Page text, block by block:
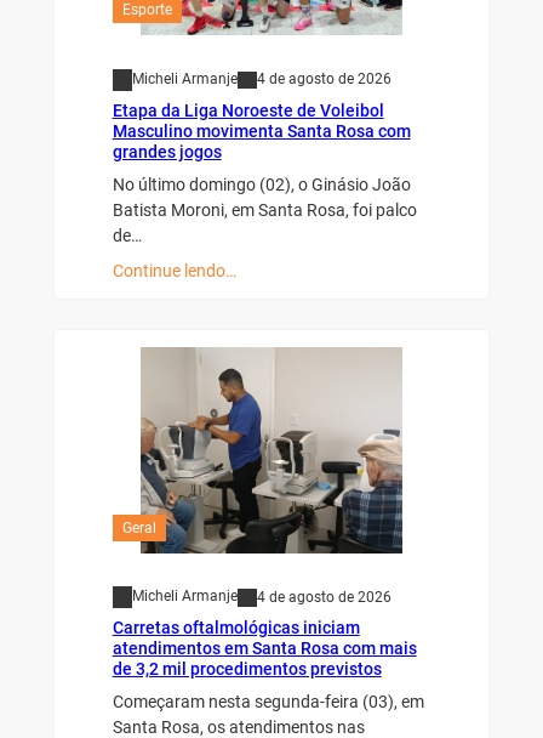
Esporte
Micheli Armanje 4 de agosto de 2026
Etapa da Liga Noroeste de Voleibol
Masculino movimenta Santa Rosa com
grandes jogos
No último domingo (02), o Ginásio João
Batista Moroni, em Santa Rosa, foi palco
de…
Continue lendo…
Geral
Micheli Armanje 4 de agosto de 2026
Carretas oftalmológicas iniciam
atendimentos em Santa Rosa com mais
de 3,2 mil procedimentos previstos
Começaram nesta segunda-feira (03), em
Santa Rosa, os atendimentos nas